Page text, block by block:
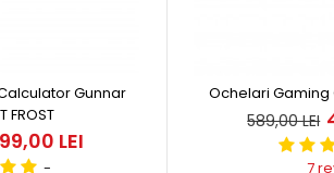
Ochelari
Gunnar
FROST
LEI
-
Ochelari Gaming
589,00 LEI
7